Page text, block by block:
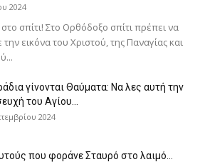
2024
σπίτι! Στο Ορθόδοξο σπίτι πρέπει να
εικόνα του Χριστού, της Παν­αγίας και
γίνονται Θαύματα: Να λες αυτή την
του Αγίου...
2024
που φοράνε Σταυρό στο λαιμό…